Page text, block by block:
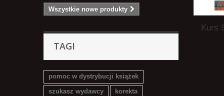
Wszystkie nowe produkty
TAGI
pomoc w dystrybucji książek
szukasz wydawcy
korekta
Kurs